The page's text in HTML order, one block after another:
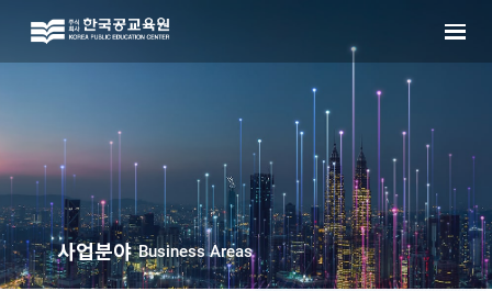
사업분야 Business Areas